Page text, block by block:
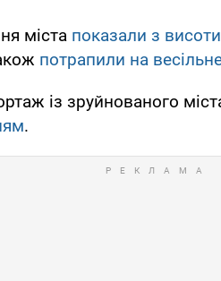
міста показали з
потрапили на
із зруйнованого
.